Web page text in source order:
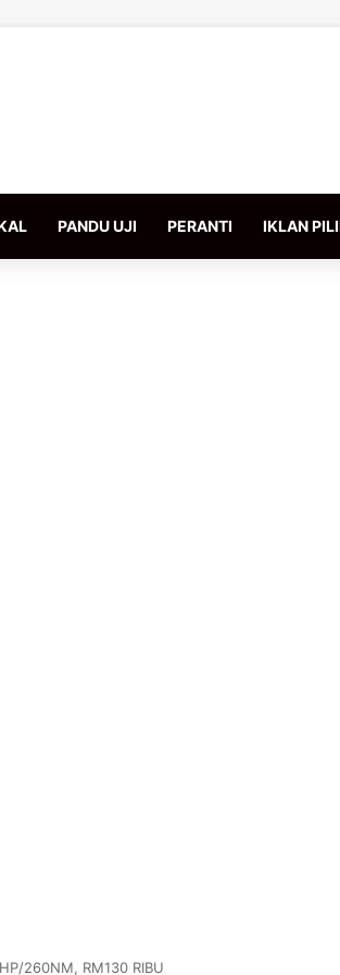
PANDU UJI PERANTI IKLAN
260NM, RM130 RIBU